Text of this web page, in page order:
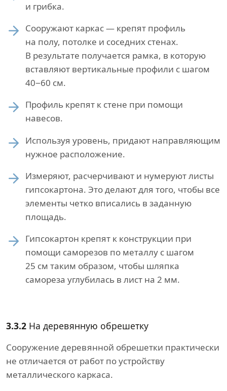
и грибка.
Сооружают каркас — крепят профиль
на полу, потолке и соседних стенах.
В результате получается рамка, в которую
вставляют вертикальные профили с шагом
40−60 см.
Профиль крепят к стене при помощи
навесов.
Используя уровень, придают направляющим
нужное расположение.
Измеряют, расчерчивают и нумеруют листы
гипсокартона. Это делают для того, чтобы все
элементы четко вписались в заданную
площадь.
Гипсокартон крепят к конструкции при
помощи саморезов по металлу с шагом
25 см таким образом, чтобы шляпка
самореза углубилась в лист на 2 мм.
3.3.2 На деревянную обрешетку
Сооружение деревянной обрешетки практически
не отличается от работ по устройству
металлического каркаса.